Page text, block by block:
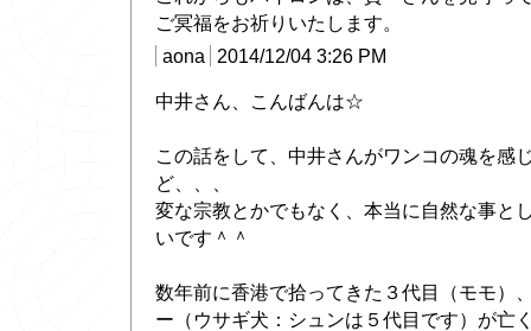
ご冥福をお祈りいたします。
aona
2014/12/04 3:26 PM
中井さん、こんばんは☆
この話をして、中井さんがワンコの魂を感
ど、、、
変な宗教とかでもなく、本当に自然な事と
いです＾＾
数年前に香港で拾ってきた３代目（モモ）
ー（ウサギ犬：シュンは５代目です）が亡